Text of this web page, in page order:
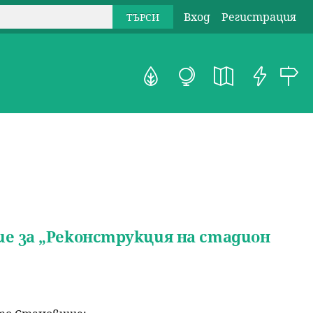
Вход Регистрация
за „Реконструкция на стадион